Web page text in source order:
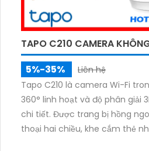
TAPO C210 CAMERA
5%-35%
Liên hệ
Tapo C210 là camera Wi-Fi
360° linh hoạt và độ phân giải
chi tiết. Được trang bị hồng
thoại hai chiều, khe cắm thẻ